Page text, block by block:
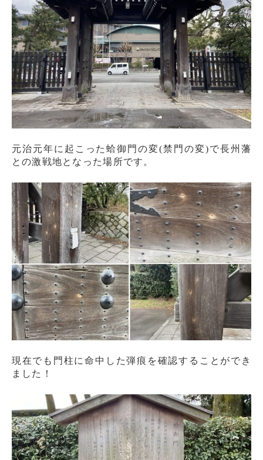
元治元年に起こった蛤御門の変(禁門の変)で長州藩
との激戦地となった場所です。
現在でも門柱に命中した弾痕を確認することができ
ました！